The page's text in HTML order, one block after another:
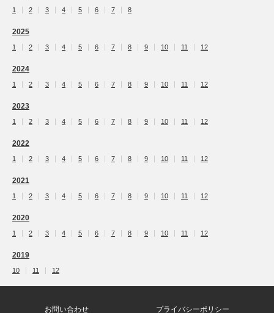
1 2 3 4 5 6 7 8
2025
1 2 3 4 5 6 7 8 9 10 11 12
2024
1 2 3 4 5 6 7 8 9 10 11 12
2023
1 2 3 4 5 6 7 8 9 10 11 12
2022
1 2 3 4 5 6 7 8 9 10 11 12
2021
1 2 3 4 5 6 7 8 9 10 11 12
2020
1 2 3 4 5 6 7 8 9 10 11 12
2019
10 11 12
お問い合わせ プライバシーポリシー